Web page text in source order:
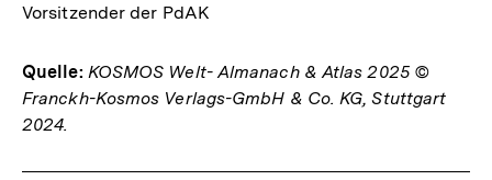
Vorsitzender der PdAK
Quelle: KOSMOS Welt- Almanach & Atlas 2025 ©
Franckh-Kosmos Verlags-GmbH & Co. KG, Stuttgart
2024.